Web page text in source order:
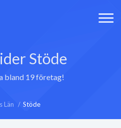
Stöde
bland 19 företag!
Län Stöde